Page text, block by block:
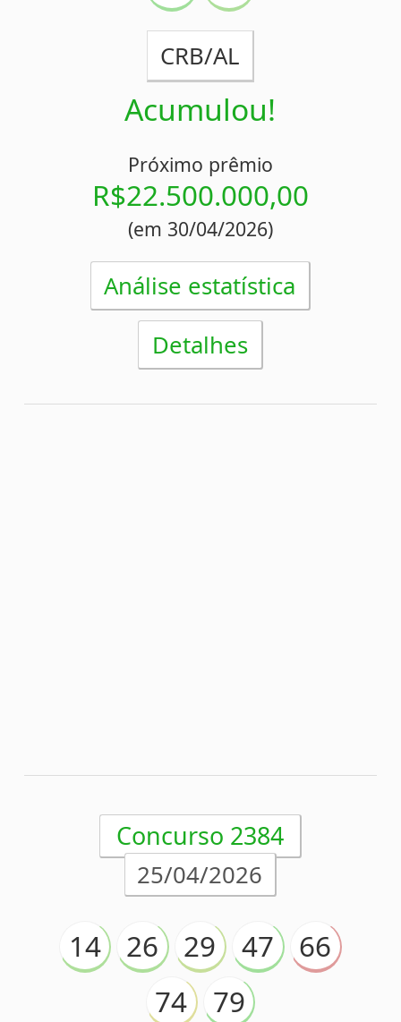
25/04/2026
26 29 47
66
74
79
SPORT/PE
Acumulou!
Próximo prêmio
R$22.000.000,00
(em 28/04/2026)
Acumulou!
Próximo prêmio
R$21.500.000,00
(em 25/04/2026)
Análise estatística